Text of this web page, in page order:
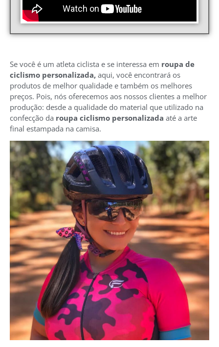
Se você é um atleta ciclista e se interessa em roupa de
ciclismo personalizada, aqui, você encontrará os
produtos de melhor qualidade e também os melhores
preços. Pois, nós oferecemos aos nossos clientes a melhor
produção: desde a qualidade do material que utilizado na
confecção da roupa ciclismo personalizada até a arte
final estampada na camisa.